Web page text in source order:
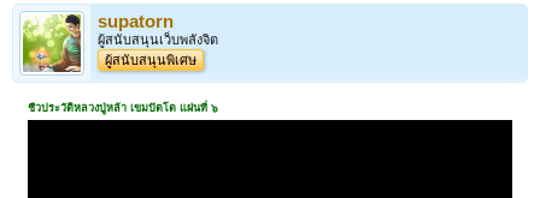
supatorn
ผู้สนับสนุนเว็บพลังจิต
ผู้สนับสนุนพิเศษ
ชีวประวัติหลวงปู่หล้า เขมปัตโต แผ่นที่ ๖